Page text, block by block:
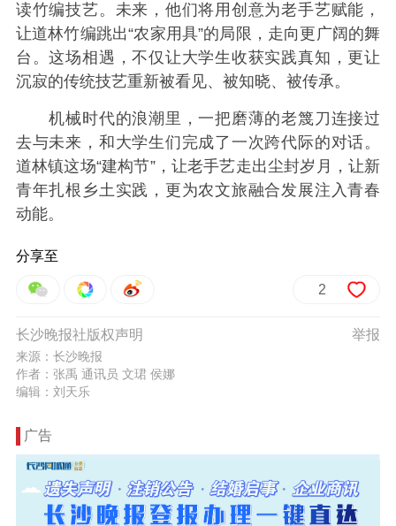
读竹编技艺。未来，他们将用创意为老手艺赋能，
让道林竹编跳出“农家用具”的局限，走向更广阔的舞
台。这场相遇，不仅让大学生收获实践真知，更让
沉寂的传统技艺重新被看见、被知晓、被传承。
机械时代的浪潮里，一把磨薄的老篾刀连接过
去与未来，和大学生们完成了一次跨代际的对话。
道林镇这场“建构节”，让老手艺走出尘封岁月，让新
青年扎根乡土实践，更为农文旅融合发展注入青春
动能。
分享至
2
举报
长沙晚报社版权声明
来源：长沙晚报
作者：张禹 通讯员 文珺 侯娜
编辑：刘天乐
广告